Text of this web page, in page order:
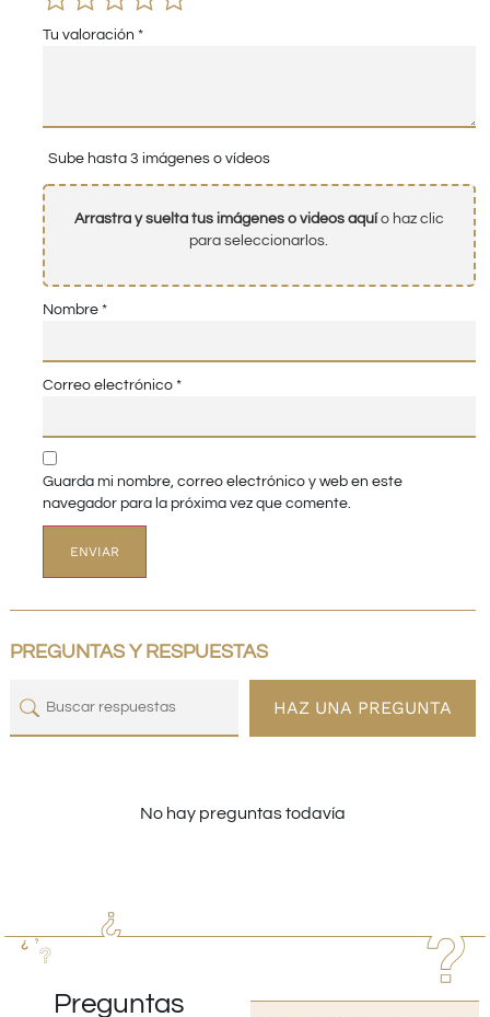
Tu valoración *
Sube hasta 3 imágenes o vídeos
Arrastra y suelta tus imágenes o videos aquío haz clic
para seleccionarlos.
Nombre *
Correo electrónico *
Guarda mi nombre, correo electrónico y web en este
navegador para la próxima vez que comente.
PREGUNTAS Y RESPUESTAS
HAZ UNA PREGUNTA
No hay preguntas todavía
Preguntas